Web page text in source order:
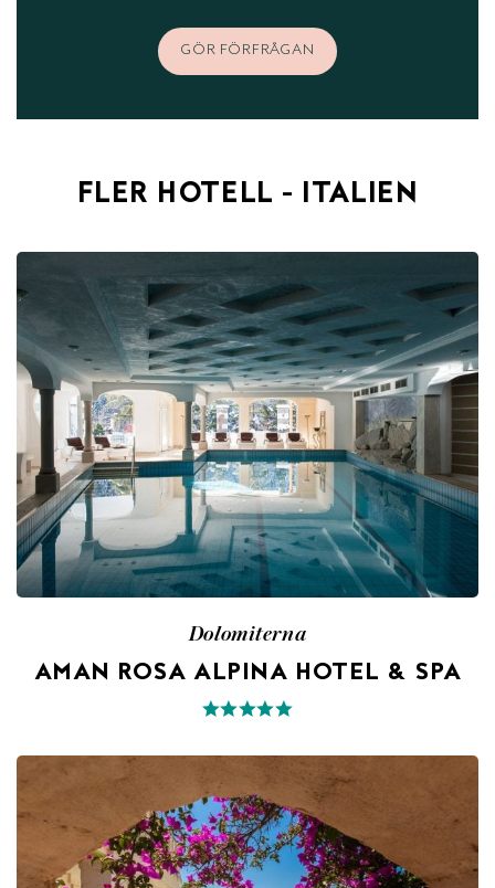
GÖR FÖRFRÅGAN
FLER HOTELL - ITALIEN
Dolomiterna
AMAN ROSA ALPINA HOTEL & SPA